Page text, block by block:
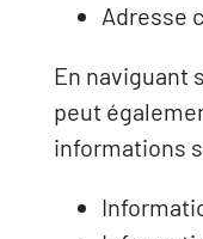
Adresse
En naviguant
peut
informations